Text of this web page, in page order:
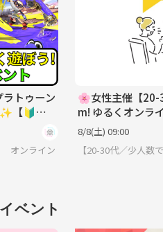
ラトゥーン
【🔰ゲ
オンライン
🌸女性主催【
m! ゆるくオンラ
か？
8/8(土) 09:00
【20-30代／少人数
ベント